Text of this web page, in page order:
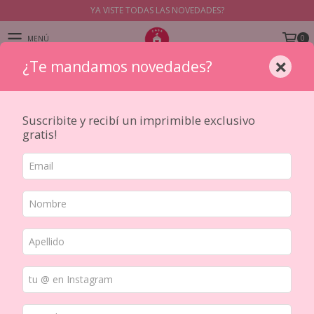
YA VISTE TODAS LAS NOVEDADES?
MENÚ 0
PRODUCTOS
Set de Journaling Nature imprint Simno con cuaderno A6
¿Te mandamos novedades? ×
Suscribite y recibí un imprimible exclusivo
gratis!